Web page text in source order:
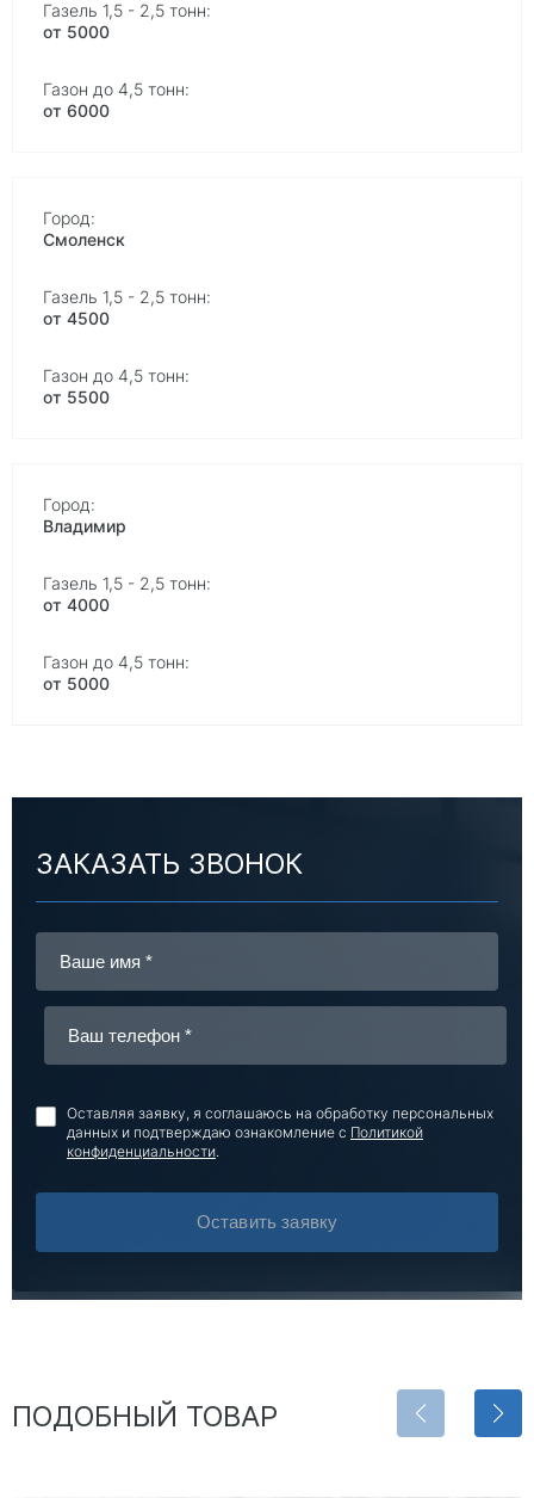
от 5000
от 6000
Смоленск
от 4500
от 5500
Владимир
от 4000
от 5000
ЗАКАЗАТЬ ЗВОНОК
Оставляя заявку, я соглашаюсь на обработку персональных
данных и подтверждаю ознакомление с Политикой
конфиденциальности
Оставить заявку
ПОДОБНЫЙ ТОВАР